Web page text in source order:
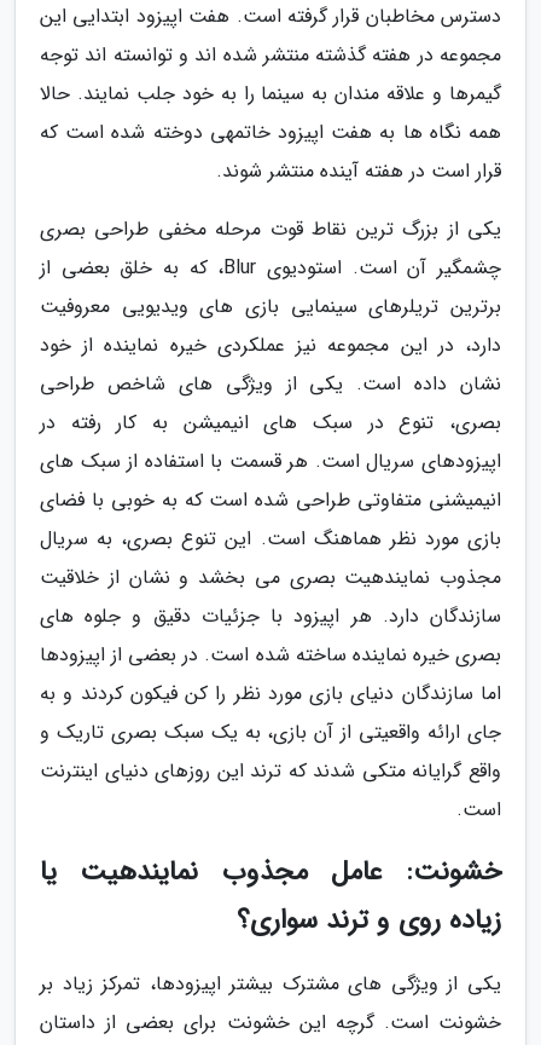
دسترس مخاطبان قرار گرفته است. هفت اپیزود ابتدایی این
مجموعه در هفته گذشته منتشر شده اند و توانسته اند توجه
گیمرها و علاقه مندان به سینما را به خود جلب نمایند. حالا
همه نگاه ها به هفت اپیزود خاتمهی دوخته شده است که
قرار است در هفته آینده منتشر شوند.
یکی از بزرگ ترین نقاط قوت مرحله مخفی طراحی بصری
چشمگیر آن است. استودیوی Blur، که به خلق بعضی از
برترین تریلرهای سینمایی بازی های ویدیویی معروفیت
دارد، در این مجموعه نیز عملکردی خیره نماینده از خود
نشان داده است. یکی از ویژگی های شاخص طراحی
بصری، تنوع در سبک های انیمیشن به کار رفته در
اپیزودهای سریال است. هر قسمت با استفاده از سبک های
انیمیشنی متفاوتی طراحی شده است که به خوبی با فضای
بازی مورد نظر هماهنگ است. این تنوع بصری، به سریال
مجذوب نمایندهیت بصری می بخشد و نشان از خلاقیت
سازندگان دارد. هر اپیزود با جزئیات دقیق و جلوه های
بصری خیره نماینده ساخته شده است. در بعضی از اپیزودها
اما سازندگان دنیای بازی مورد نظر را کن فیکون کردند و به
جای ارائه واقعیتی از آن بازی، به یک سبک بصری تاریک و
واقع گرایانه متکی شدند که ترند این روزهای دنیای اینترنت
است.
خشونت: عامل مجذوب نمایندهیت یا
زیاده روی و ترند سواری؟
یکی از ویژگی های مشترک بیشتر اپیزودها، تمرکز زیاد بر
خشونت است. گرچه این خشونت برای بعضی از داستان